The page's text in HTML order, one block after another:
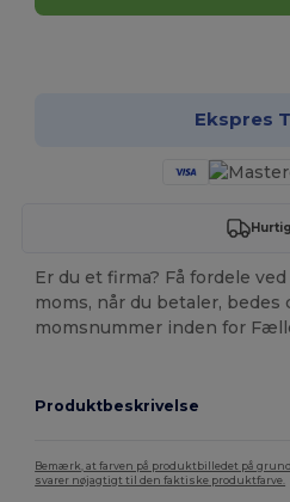
Ekspres
Er du et firma? Få fordele
moms, når du betaler, bedes
momsnummer inden for
Produktbeskrivelse
Bemærk, at farven på produktbilledet på
svarer nøjagtigt til den faktiske produktfarve.